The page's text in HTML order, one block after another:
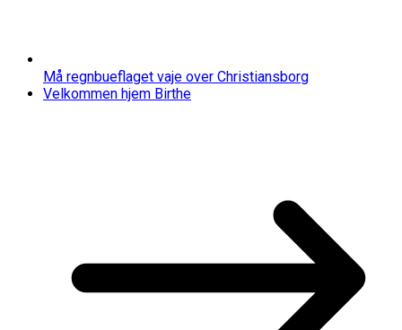
Må regnbueflaget vaje over Christiansborg
Velkommen hjem Birthe